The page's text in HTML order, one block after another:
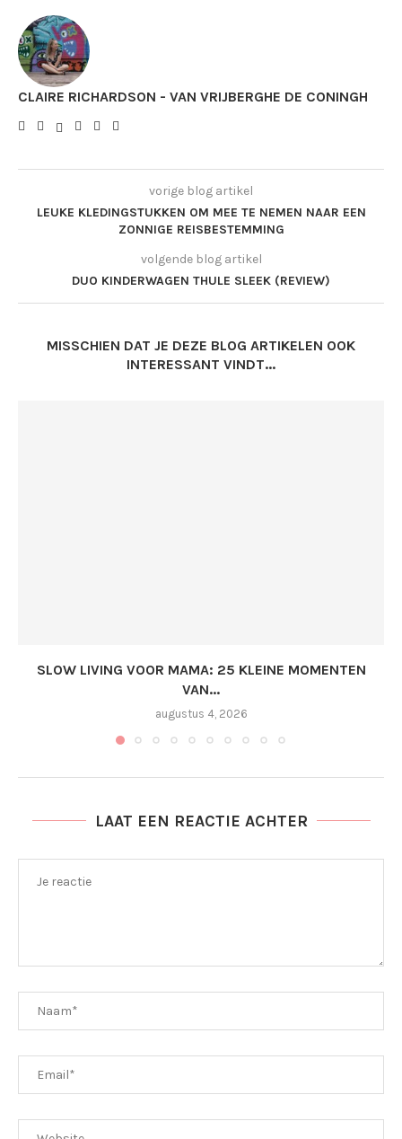
CLAIRE RICHARDSON - VAN VRIJBERGHE DE CONINGH
vorige blog artikel
LEUKE KLEDINGSTUKKEN OM MEE TE NEMEN NAAR EEN
ZONNIGE REISBESTEMMING
volgende blog artikel
DUO KINDERWAGEN THULE SLEEK (REVIEW)
MISSCHIEN DAT JE DEZE BLOG ARTIKELEN OOK
INTERESSANT VINDT...
SLOW LIVING VOOR MAMA: 25 KLEINE MOMENTEN
VAN...
augustus 4, 2026
LAAT EEN REACTIE ACHTER